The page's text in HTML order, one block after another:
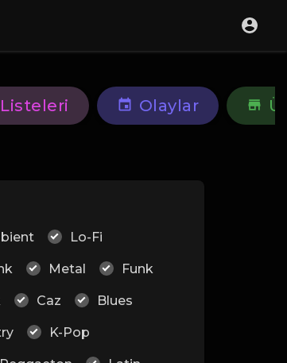
Olaylar
Lo-Fi
Metal Funk
Caz Blues
K-Pop